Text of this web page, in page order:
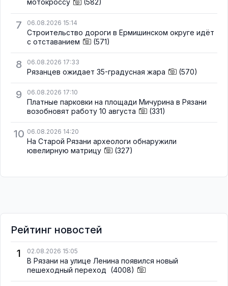
мотокроссу
(582)
7 06.08.2026 15:14
Строительство дороги в Ермишинском округе идёт
с отставанием
(571)
8 06.08.2026 17:33
Рязанцев ожидает 35-градусная жара (570)
9 06.08.2026 17:10
Платные парковки на площади Мичурина в Рязани
возобновят работу 10 августа
(331)
10 06.08.2026 14:20
На Старой Рязани археологи обнаружили
ювелирную матрицу
(327)
Рейтинг новостей
1
02.08.2026 15:05
В Рязани на улице Ленина появился новый
пешеходный переход (4008)